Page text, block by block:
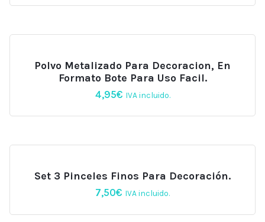
originalactual
Polvo Metalizado Para Decoracion, En
Formato Bote Para Uso Facil.
4,95€ IVA incluido.
Set 3 Pinceles Finos Para Decoración.
7,50€ IVA incluido.